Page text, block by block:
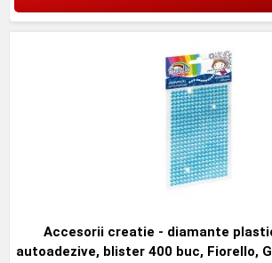
Accesorii creatie - diamante
autoadezive, blister 400 buc, Fiorello,